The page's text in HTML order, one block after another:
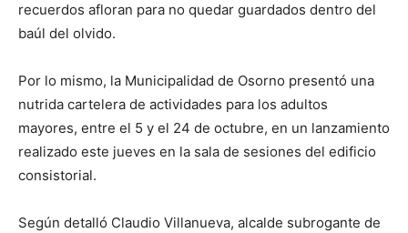
recuerdos afloran para no quedar guardados dentro del
baúl del olvido.
Por lo mismo, la Municipalidad de Osorno presentó una
nutrida cartelera de actividades para los adultos
mayores, entre el 5 y el 24 de octubre, en un lanzamiento
realizado este jueves en la sala de sesiones del edificio
consistorial.
Según detalló Claudio Villanueva, alcalde subrogante de